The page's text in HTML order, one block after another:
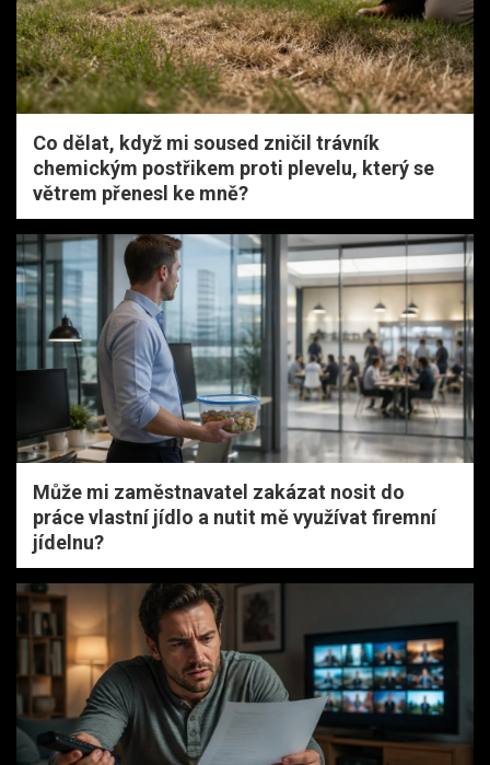
Co dělat, když mi soused zničil trávník
chemickým postřikem proti plevelu, který se
větrem přenesl ke mně?
Může mi zaměstnavatel zakázat nosit do
práce vlastní jídlo a nutit mě využívat firemní
jídelnu?